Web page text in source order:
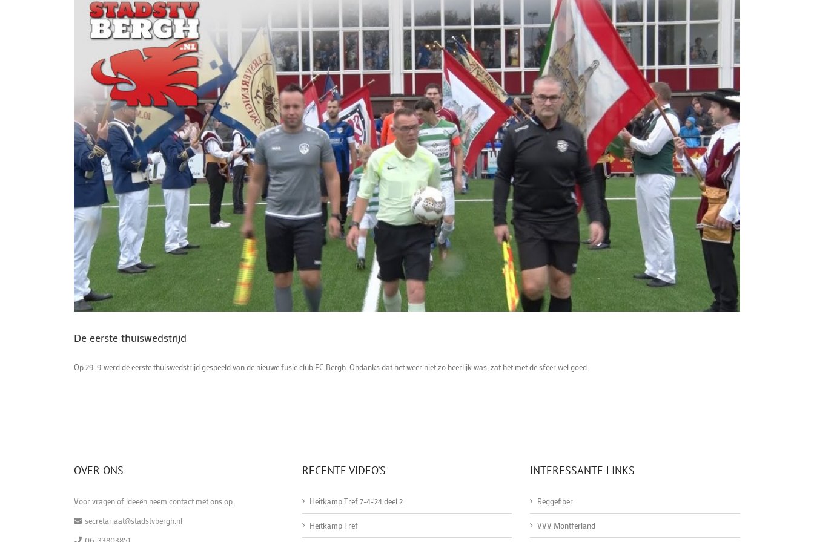
De eerste thuiswedstrijd
Op 29-9 werd de eerste thuiswedstrijd gespeeld van de nieuwe fusie club FC Bergh. Ondanks dat het weer niet zo heerlijk was, zat het met de sfeer wel goed.
OVER ONS
Voor vragen of ideeën neem contact met ons op.
secretariaat@stadstvbergh.nl
06-33803851
RECENTE VIDEO’S
Heitkamp Tref 7-4-'24 deel 2
Heitkamp Tref
INTERESSANTE LINKS
Reggefiber
VVV Montferland